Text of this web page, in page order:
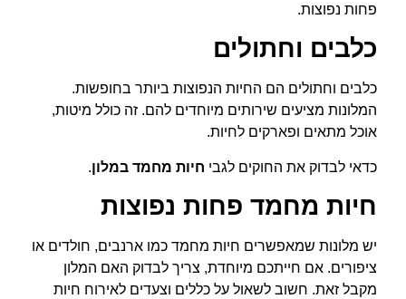
פחות נפוצות.
כלבים וחתולים
כלבים וחתולים הם החיות הנפוצות ביותר בחופשות.
המלונות מציעים שירותים מיוחדים להם. זה כולל מיטות,
אוכל מתאים ופארקים לחיות.
כדאי לבדוק את החוקים לגבי חיות מחמד במלון.
חיות מחמד פחות נפוצות
יש מלונות שמאפשרים חיות מחמד כמו ארנבים, חולדים או
ציפורים. אם חייתכם מיוחדת, צריך לבדוק האם המלון
מקבל זאת. חשוב לשאול על כללים וצעדים לאירוח חיות